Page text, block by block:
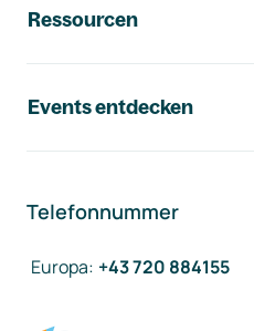
Ressourcen
Events entdecken
Telefonnummer
Europa: +43 720 884155